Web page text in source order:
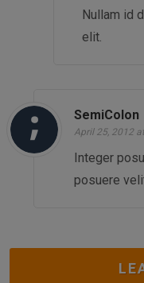
Nullam id
elit.
SemiColon
April 25, 2012
Integer
posuere